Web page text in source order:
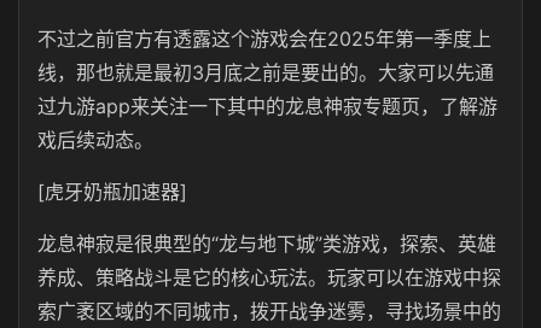
不过之前官方有透露这个游戏会在2025年第一季度上
线，那也就是最初3月底之前是要出的。大家可以先通
过九游app来关注一下其中的龙息神寂专题页，了解游
戏后续动态。
[虎牙奶瓶加速器]
龙息神寂是很典型的“龙与地下城”类游戏，探索、英雄
养成、策略战斗是它的核心玩法。玩家可以在游戏中探
索广袤区域的不同城市，拨开战争迷雾，寻找场景中的